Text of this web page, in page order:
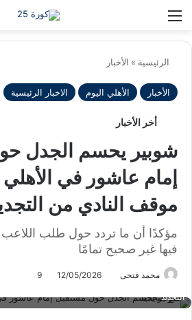
الرئيسية » الأخبار
الأخبار الأهلي اليوم الاخبار الرئيسية
أخر الأخبار
شوبير يحسم الجدل
إمام عاشور في
موقف النادي من
مؤكدًا أن ما تردد حول طلب اللاعب
فيها غير صحيح تمامًا
محمد فتحى 12/05/2026
9
التجديد